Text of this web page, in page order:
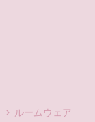
ルームウェア